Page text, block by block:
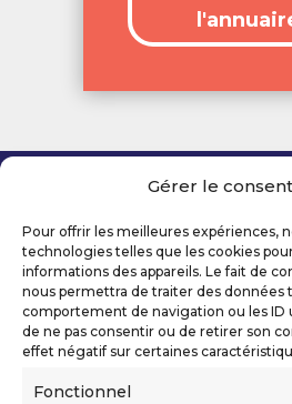
Gérer le
Pour offrir les meilleures expériences,
technologies telles que les cookies
informations des appareils. Le fait de
nous permettra de traiter des données
comportement de navigation ou les ID
de ne pas consentir ou de retirer son
effet négatif sur certaines
Fonctionnel
Mentions légales
Politique de confidentialité
Déclaration d’accessibilité
Ils nous soutiennent